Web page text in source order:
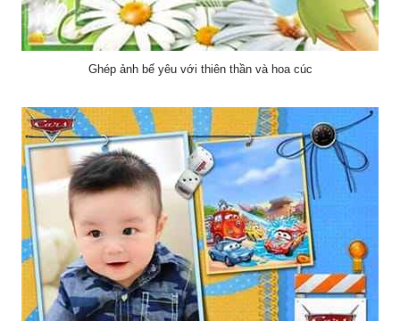
Ghép ảnh bế yêu với thiên thần và hoa cúc